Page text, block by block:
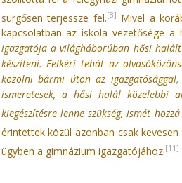
sürgősen terjessze fel.[8] Mivel a
kapcsolatban az iskola vezetősége
igazgatója a világháborúban hősi
készíteni. Felkéri tehát az
közölni bármi úton az
ismeretesek, a hősi halál közelebbi
kiegészítésre lenne szükség, ismét
érintettek közül azonban csak
ügyben a gimnázium igazgatójához.[11]